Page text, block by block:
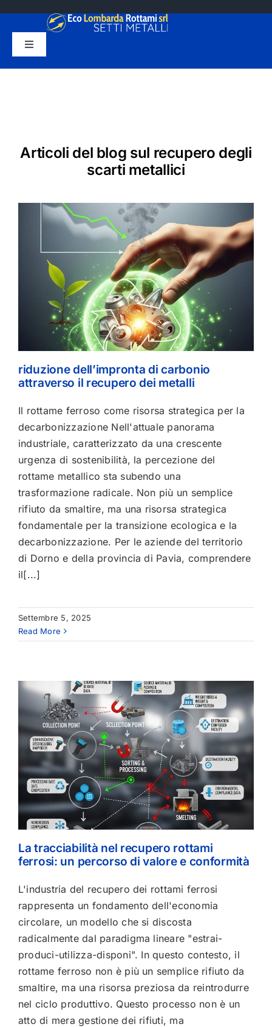
contenuto
Toggle
HOME
SERVIZI
CONTATTI
Articoli del blog sul recupero degli
scarti metallici
riduzione dell’impronta di carbonio
attraverso il recupero dei metalli
Il rottame ferroso come risorsa strategica per la
decarbonizzazione Nell'attuale panorama
industriale, caratterizzato da una crescente
urgenza di sostenibilità, la percezione del
rottame metallico sta subendo una
trasformazione radicale. Non più un semplice
rifiuto da smaltire, ma una risorsa strategica
fondamentale per la transizione ecologica e la
decarbonizzazione. Per le aziende del territorio
di Dorno e della provincia di Pavia, comprendere
il[...]
Settembre 5, 2025
Read More
La tracciabilità nel recupero rottami
ferrosi: un percorso di valore e conformità
L'industria del recupero dei rottami ferrosi
rappresenta un fondamento dell'economia
circolare, un modello che si discosta
radicalmente dal paradigma lineare "estrai-
produci-utilizza-disponi". In questo contesto, il
rottame ferroso non è più un semplice rifiuto da
smaltire, ma una risorsa preziosa da reintrodurre
nel ciclo produttivo. Questo processo non è un
atto di mera gestione dei rifiuti, ma